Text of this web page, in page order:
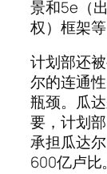
景和5e（
权）框架等
计划部还
尔的连通
瓶颈。瓜
要，计划
承担瓜达
600亿卢比。